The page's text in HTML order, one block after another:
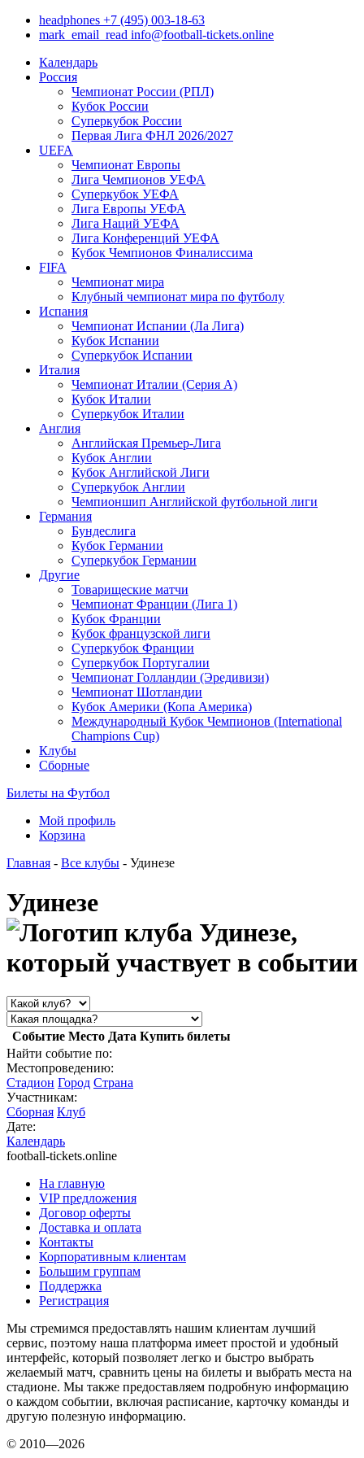
headphones +7 (495) 003-18-63
mark_email_read info@football-tickets.online
Календарь
Россия
Чемпионат России (РПЛ)
Кубок России
Суперкубок России
Первая Лига ФНЛ 2026/2027
UEFA
Чемпионат Европы
Лига Чемпионов УЕФА
Суперкубок УЕФА
Лига Европы УЕФА
Лига Наций УЕФА
Лига Конференций УЕФА
Кубок Чемпионов Финалиссима
FIFA
Чемпионат мира
Клубный чемпионат мира по футболу
Испания
Чемпионат Испании (Ла Лига)
Кубок Испании
Суперкубок Испании
Италия
Чемпионат Италии (Серия А)
Кубок Италии
Суперкубок Италии
Англия
Английская Премьер-Лига
Кубок Англии
Кубок Английской Лиги
Суперкубок Англии
Чемпионшип Английской футбольной лиги
Германия
Бундеслига
Кубок Германии
Суперкубок Германии
Другие
Товарищеские матчи
Чемпионат Франции (Лига 1)
Кубок Франции
Кубок французской лиги
Суперкубок Франции
Суперкубок Португалии
Чемпионат Голландии (Эредивизи)
Чемпионат Шотландии
Кубок Америки (Копа Америка)
Международный Кубок Чемпионов (International
Champions Cup)
Клубы
Сборные
Билеты на Футбол
Мой профиль
Корзина
Главная - Все клубы - Удинезе
Удинезе
Событие Место Дата Купить билеты
Найти событие по:
Местопроведению:
Стадион Город Страна
Участникам:
Сборная Клуб
Дате:
Календарь
football-tickets.online
На главную
VIP предложения
Договор оферты
Доставка и оплата
Контакты
Корпоративным клиентам
Большим группам
Поддержка
Регистрация
Мы стремимся предоставлять нашим клиентам лучший
сервис, поэтому наша платформа имеет простой и удобный
интерфейс, который позволяет легко и быстро выбрать
желаемый матч, сравнить цены на билеты и выбрать места на
стадионе. Мы также предоставляем подробную информацию
о каждом событии, включая расписание, карточку команды и
другую полезную информацию.
© 2010—2026